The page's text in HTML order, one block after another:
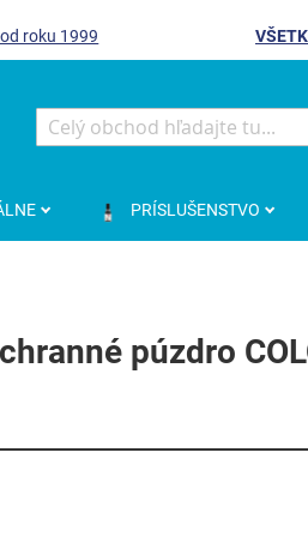
roku 1999
PRÍSLUŠENSTVO
púzdro